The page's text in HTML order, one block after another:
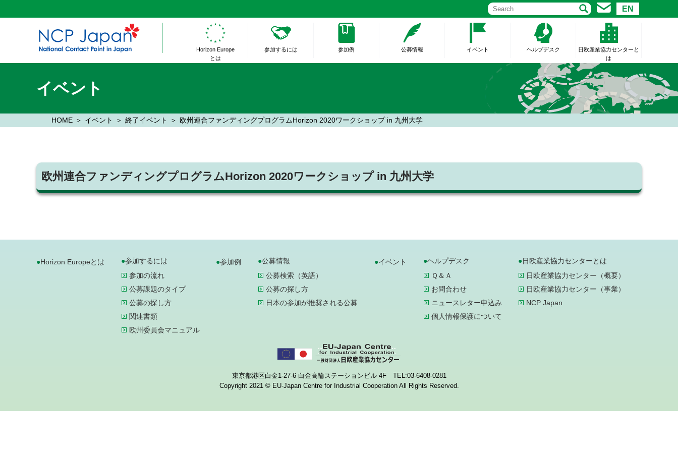
EN
Horizon Europe
とは
参加するには 参加例 公募情報 イベント ヘルプデスク
日欧産業協力センターと
は
イベント
HOME イベント 終了イベント 欧州連合ファンディングプログラムHorizon 2020ワークショップ in 九州大学
欧州連合ファンディングプログラムHorizon 2020ワークショップ in 九州大学
Horizon Europeとは
参加するには
参加の流れ
公募課題のタイプ
公募の探し方
関連書類
欧州委員会マニュアル
参加例
公募情報
公募検索（英語）
公募の探し方
日本の参加が推奨される公募
イベント
ヘルプデスク
Ｑ＆Ａ
お問合わせ
ニュースレター申込み
個人情報保護について
日欧産業協力センターとは
日欧産業協力センター（概要）
日欧産業協力センター（事業）
NCP Japan
東京都港区白金1-27-6 白金高輪ステーションビル 4F TEL:03-6408-0281
Copyright 2021 © EU-Japan Centre for Industrial Cooperation All Rights Reserved.